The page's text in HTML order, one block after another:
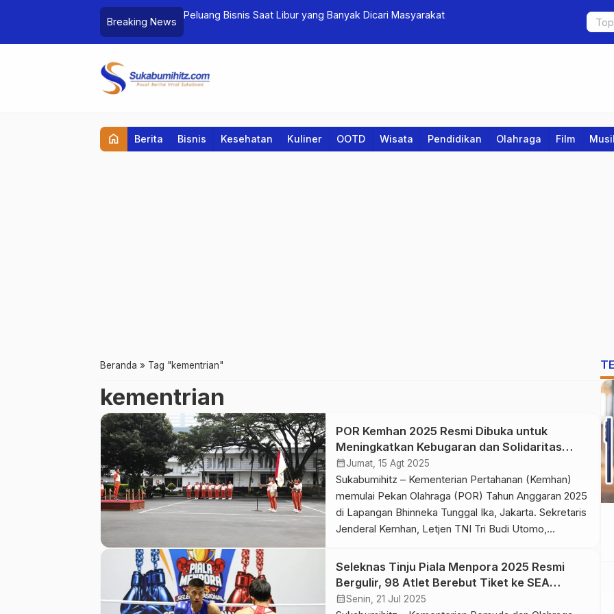
Breaking News
Peluang Bisnis Saat Libur yang Banyak Dicari Masyarakat Siapkan
home Berita Bisnis Kesehatan Kuliner OOTD Wisata Pendidikan Olahraga Film
Beranda » Tag "kementrian"
kementrian
POR Kemhan 2025 Resmi Dibuka untuk
Meningkatkan Kebugaran dan Solidaritas
Pegawai
calendar_monthJumat, 15 Agt 2025
Sukabumihitz – Kementerian Pertahanan (Kemhan)
memulai Pekan Olahraga (POR) Tahun Anggaran 2025
di Lapangan Bhinneka Tunggal Ika, Jakarta. Sekretaris
Jenderal Kemhan, Letjen TNI Tri Budi Utomo,
semangat, sementara para peserta menyambutnya
dengan antusias. POR Kemhan 2025 menghadirkan
pegawai Kemhan, PT Asabri, dan Yayasan
Pembangunan Pendidikan dan Sosial Darma Putra […]
Seleknas Tinju Piala Menpora 2025 Resmi
Bergulir, 98 Atlet Berebut Tiket ke SEA
Games
calendar_monthSenin, 21 Jul 2025